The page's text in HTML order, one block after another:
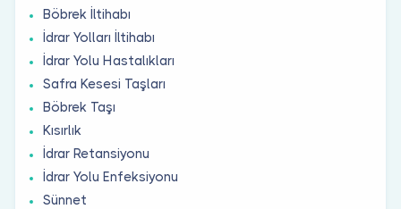
Böbrek İltihabı
İdrar Yolları İltihabı
İdrar Yolu Hastalıkları
Safra Kesesi Taşları
Böbrek Taşı
Kısırlık
İdrar Retansiyonu
İdrar Yolu Enfeksiyonu
Sünnet